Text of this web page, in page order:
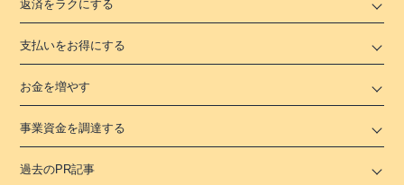
返済をラクにする
支払いをお得にする
お金を増やす
事業資金を調達する
過去のPR記事